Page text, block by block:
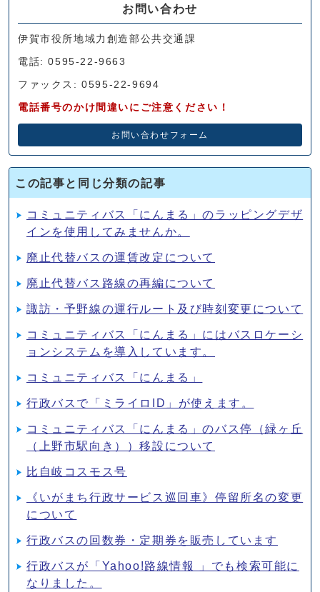
お問い合わせ
伊賀市役所地域力創造部公共交通課
電話: 0595-22-9663
ファックス: 0595-22-9694
電話番号のかけ間違いにご注意ください！
お問い合わせフォーム
この記事と同じ分類の記事
コミュニティバス「にんまる」のラッピングデザ
インを使用してみませんか。
廃止代替バスの運賃改定について
廃止代替バス路線の再編について
諏訪・予野線の運行ルート及び時刻変更について
コミュニティバス「にんまる」にはバスロケーシ
ョンシステムを導入しています。
コミュニティバス「にんまる」
行政バスで「ミライロID」が使えます。
コミュニティバス「にんまる」のバス停（緑ヶ丘
（上野市駅向き））移設について
比自岐コスモス号
《いがまち行政サービス巡回車》停留所名の変更
について
行政バスの回数券・定期券を販売しています
行政バスが「Yahoo!路線情報 」でも検索可能に
なりました。